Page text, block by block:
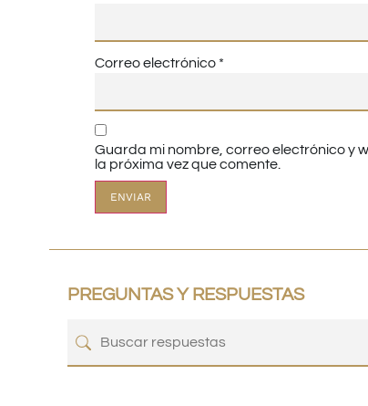
Correo electrónico *
Guarda mi nombre, correo electrónico y
la próxima vez que comente.
PREGUNTAS Y RESPUESTAS